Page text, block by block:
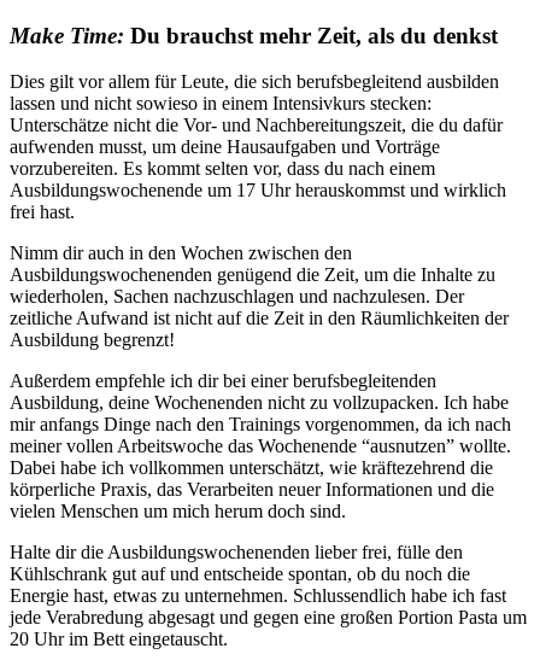
Make Time: Du brauchst mehr Zeit, als du denkst
Dies gilt vor allem für Leute, die sich berufsbegleitend ausbilden
lassen und nicht sowieso in einem Intensivkurs stecken:
Unterschätze nicht die Vor- und Nachbereitungszeit, die du dafür
aufwenden musst, um deine Hausaufgaben und Vorträge
vorzubereiten. Es kommt selten vor, dass du nach einem
Ausbildungswochenende um 17 Uhr herauskommst und wirklich
frei hast.
Nimm dir auch in den Wochen zwischen den
Ausbildungswochenenden genügend die Zeit, um die Inhalte zu
wiederholen, Sachen nachzuschlagen und nachzulesen. Der
zeitliche Aufwand ist nicht auf die Zeit in den Räumlichkeiten der
Ausbildung begrenzt!
Außerdem empfehle ich dir bei einer berufsbegleitenden
Ausbildung, deine Wochenenden nicht zu vollzupacken. Ich habe
mir anfangs Dinge nach den Trainings vorgenommen, da ich nach
meiner vollen Arbeitswoche das Wochenende “ausnutzen” wollte.
Dabei habe ich vollkommen unterschätzt, wie kräftezehrend die
körperliche Praxis, das Verarbeiten neuer Informationen und die
vielen Menschen um mich herum doch sind.
Halte dir die Ausbildungswochenenden lieber frei, fülle den
Kühlschrank gut auf und entscheide spontan, ob du noch die
Energie hast, etwas zu unternehmen. Schlussendlich habe ich fast
jede Verabredung abgesagt und gegen eine großen Portion Pasta um
20 Uhr im Bett eingetauscht.